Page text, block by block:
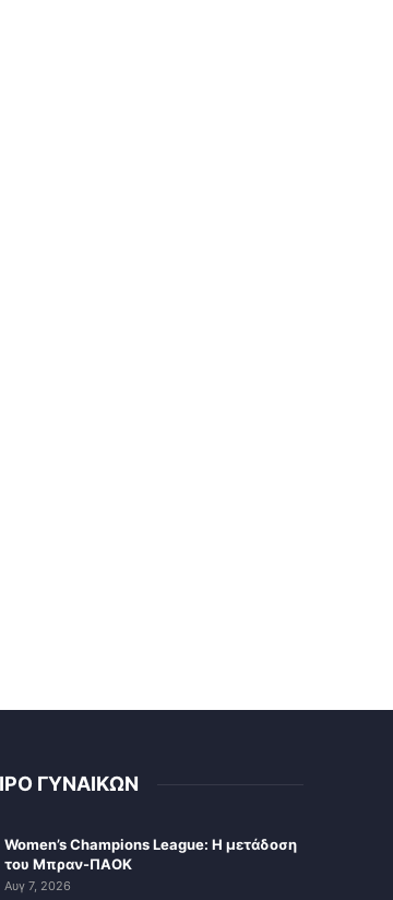
ΓΥΝΑΙΚΩΝ
Women’s Champions League: Η μετάδοση
του Μπραν-ΠΑΟΚ
Αυγ 7, 2026